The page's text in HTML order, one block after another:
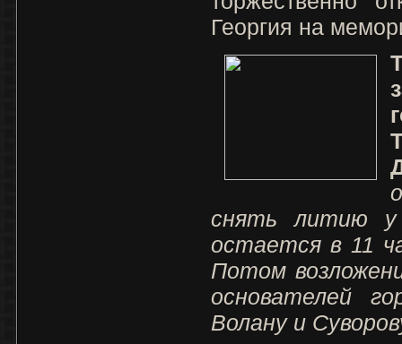
Георгия на
снять литию у
остается в 11
Потом
основателей
Волану и